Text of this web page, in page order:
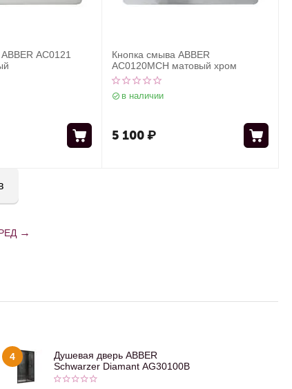
AC0121
Кнопка смыва ABBER
AC0120MCH матовый хром
в наличии
5 100₽
4
Душевая дверь ABBER
Schwarzer Diamant AG30100B